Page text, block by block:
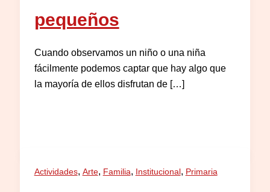
pequeños
Cuando observamos un niño o una niña
fácilmente podemos captar que hay algo que
la mayoría de ellos disfrutan de […]
Actividades, Arte, Familia, Institucional, Primaria